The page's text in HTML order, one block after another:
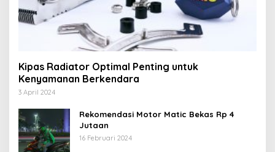
Kipas Radiator Optimal Penting untuk
Kenyamanan Berkendara
3 April 2024
Rekomendasi Motor Matic Bekas Rp 4
Jutaan
16 Februari 2024